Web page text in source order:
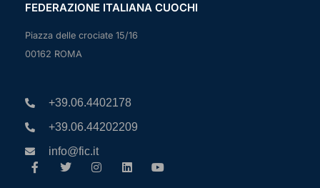
FEDERAZIONE ITALIANA CUOCHI
Piazza delle crociate 15/16
00162 ROMA
+39.06.4402178
+39.06.44202209
info@fic.it